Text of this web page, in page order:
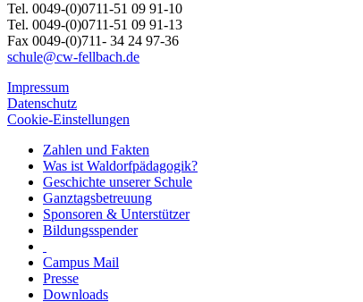
Tel. 0049-(0)0711-51 09 91-10
Tel. 0049-(0)0711-51 09 91-13
Fax 0049-(0)711- 34 24 97-36
schule@cw-fellbach.de
Impressum
Datenschutz
Cookie-Einstellungen
Zahlen und Fakten
Was ist Waldorfpädagogik?
Geschichte unserer Schule
Ganztagsbetreuung
Sponsoren & Unterstützer
Bildungsspender
Campus Mail
Presse
Downloads